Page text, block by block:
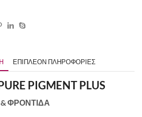
ΕΠΙΠΛΈΟΝ ΠΛΗΡΟΦΟΡΊΕΣ
PIGMENT PLUS
ΦΡΟΝΤΙΔΑ